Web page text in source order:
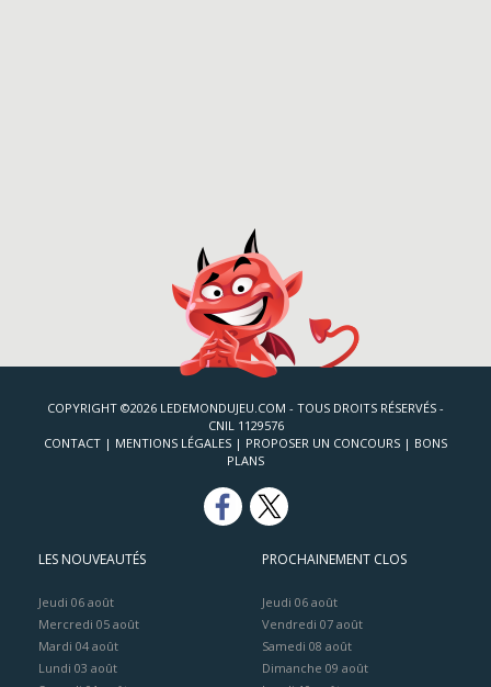
COPYRIGHT ©2026 LEDEMONDUJEU.COM - TOUS DROITS RÉSERVÉS -
CNIL 1129576
CONTACT | MENTIONS LÉGALES | PROPOSER UN CONCOURS | BONS
PLANS
LES NOUVEAUTÉS
Jeudi 06 août
Mercredi 05 août
Mardi 04 août
Lundi 03 août
PROCHAINEMENT CLOS
Jeudi 06 août
Vendredi 07 août
Samedi 08 août
Dimanche 09 août